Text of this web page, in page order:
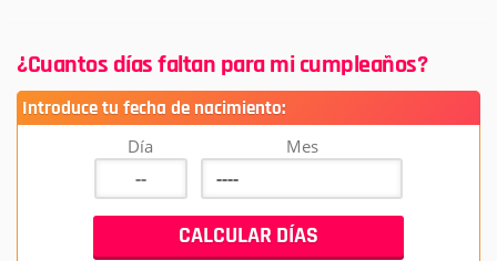
¿Cuantos días faltan para mi cumpleaños?
Introduce tu fecha de nacimiento:
Día Mes